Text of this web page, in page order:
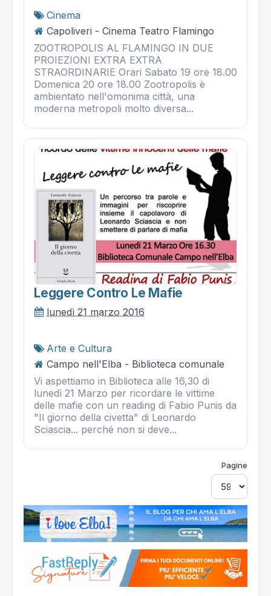
Cinema
Capoliveri - Cinema Teatro Flamingo
ZOOTROPOLIS AL FLAMINGO IN DUE
PROIEZIONI EXTRA EXTRA
STRAORDINARIE Orari Sabato 19 ore 18.00
Domenica 20 ore 18.00 Zootropolis è
ambientato nell'omonima città, una
moderna metropoli molto diversa...
Leggere Contro Le Mafie
lunedì 21 marzo 2016
Arte e Cultura
Campo nell'Elba - Biblioteca comunale
Vi aspettiamo in Biblioteca alle 16,30 di
lunedì 21 Marzo per ricordare le vittime
delle mafie con un reading di Fabio Punis da
"Il giorno della civetta" di Leonardo
Sciascia... perché non si deve...
Pagine